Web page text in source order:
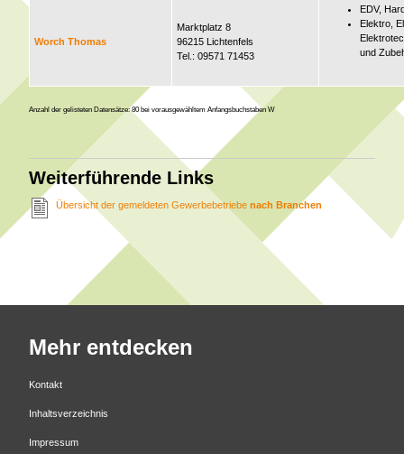
Worch Thomas
Marktplatz 8
96215 Lichtenfels
Tel.: 09571 71453
EDV,
Elektro,
und
Anzahl der gelisteten Datensätze: 80 bei vorausgewähltem Anfangsbuchstaben W
Weiterführende Links
Übersicht der gemeldeten Gewerbebetriebe nach Branchen
Mehr entdecken
Kontakt
Inhaltsverzeichnis
Impressum